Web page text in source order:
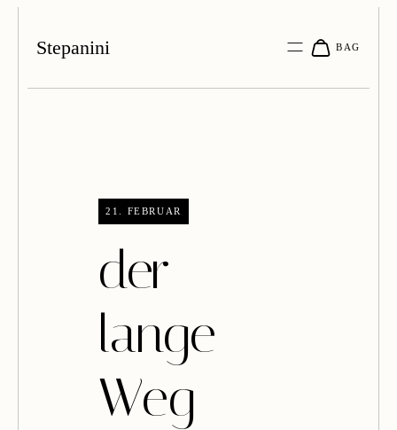
Stepanini
21. FEBRUAR
der
lange
Weg